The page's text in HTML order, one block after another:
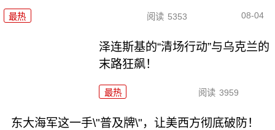
最热 阅读 5353 08-04
泽连斯基的“清场行动”与乌克兰的
末路狂飙！
最热 阅读 3959
东大海军这一手\"普及牌\"，让美西方彻底破防！